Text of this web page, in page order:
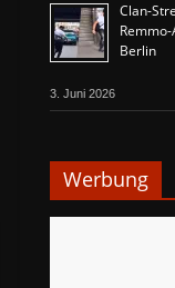
Clan-
Berlin
3. Juni 2026
Werbung